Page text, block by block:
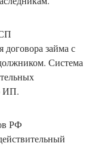
займа с
Система
ИП.
РФ